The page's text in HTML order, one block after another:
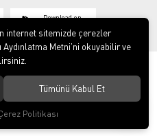
Download on
Ltd Şti . Tüm hakları saklıdır.
internet sitemizde çerezler
Metni’ni okuyabilir ve
Tümünü Kabul Et
Politikası